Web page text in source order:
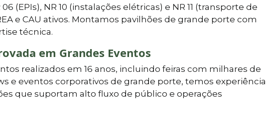
(EPIs), NR 10 (instalações elétricas) e NR 11 (transporte de
e CAU ativos. Montamos pavilhões de grande porte com
técnica.
em Grandes Eventos
realizados em 16 anos, incluindo feiras com milhares de
e eventos corporativos de grande porte, temos experiência
que suportam alto fluxo de público e operações